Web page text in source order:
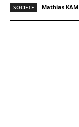
SOCIETE Mathias KAM